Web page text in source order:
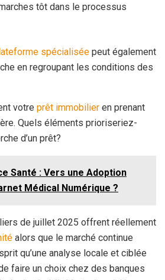
tôt dans le processus
spécialisée peut également
en regroupant les conditions des
votre prêt immobilier en prenant
Quels éléments prioriseriez-
d’un prêt?
Santé : Vers une Adoption
Médical Numérique ?
de juillet 2025 offrent réellement
alors que le marché continue
qu’une analyse locale et ciblée
faire un choix chez des banques